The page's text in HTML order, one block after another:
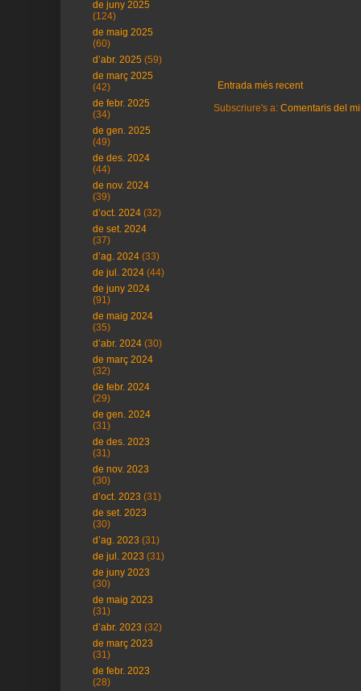
Entrada més recent
Subscriure's a: Comentaris del
de juny 2025
(124)
de maig 2025
(60)
d’abr. 2025 (59)
de març 2025
(42)
de febr. 2025
(34)
de gen. 2025
(49)
de des. 2024
(44)
de nov. 2024
(39)
d’oct. 2024 (32)
de set. 2024
(37)
d’ag. 2024 (33)
de jul. 2024 (44)
de juny 2024
(91)
de maig 2024
(35)
d’abr. 2024 (30)
de març 2024
(32)
de febr. 2024
(29)
de gen. 2024
(31)
de des. 2023
(31)
de nov. 2023
(30)
d’oct. 2023 (31)
de set. 2023
(30)
d’ag. 2023 (31)
de jul. 2023 (31)
de juny 2023
(30)
de maig 2023
(31)
d’abr. 2023 (32)
de març 2023
(31)
de febr. 2023
(28)